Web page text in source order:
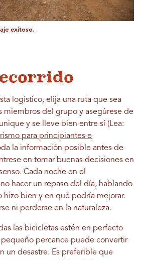
exitoso.
logístico, elija una ruta que sea
miembros del grupo y asegúrese de
y se lleve bien entre sí (Lea:
para principiantes e
la información posible antes de
en tomar buenas decisiones en
Cada noche en el
hacer un repaso del día, hablando
hizo bien y en qué podría mejorar.
ni perderse en la naturaleza.
las bicicletas estén en perfecto
percance puede convertir
un desastre. Es preferible que